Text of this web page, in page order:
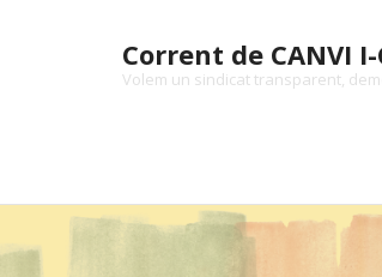
Corrent de CANVI I-
Volem un sindicat transparent,